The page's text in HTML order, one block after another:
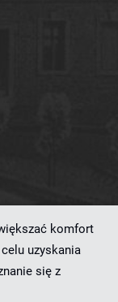
komfort
uzyskania
się z